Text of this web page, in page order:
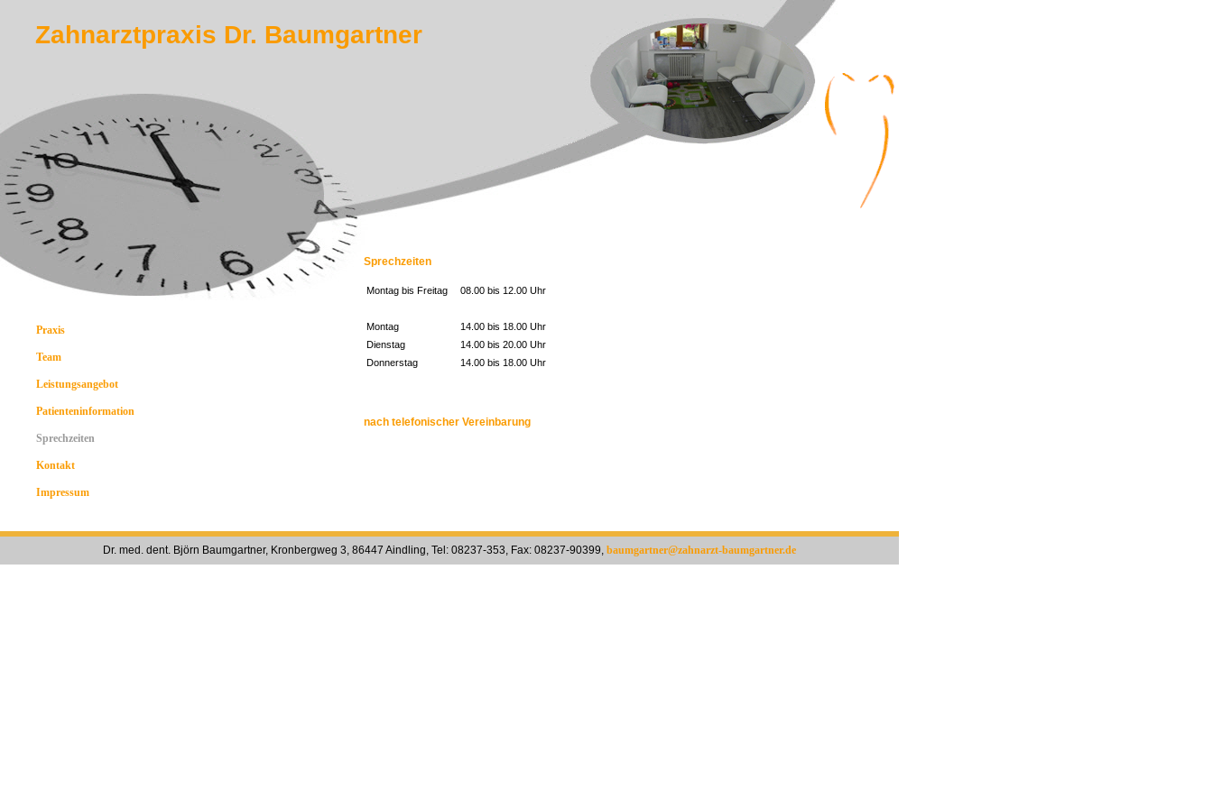
Zahnarztpraxis Dr. Baumgartner
Praxis
Team
Leistungsangebot
Patienteninformation
Sprechzeiten
Kontakt
Impressum
Sprechzeiten
Montag bis Freitag 08.00 bis 12.00 Uhr
Montag
14.00 bis 18.00 Uhr
Dienstag
14.00 bis 20.00 Uhr
Donnerstag
14.00 bis 18.00 Uhr
nach telefonischer Vereinbarung
Dr. med. dent. Björn Baumgartner, Kronbergweg 3, 86447 Aindling, Tel: 08237-353, Fax: 08237-90399, baumgartner@zahnarzt-baumgartner.de